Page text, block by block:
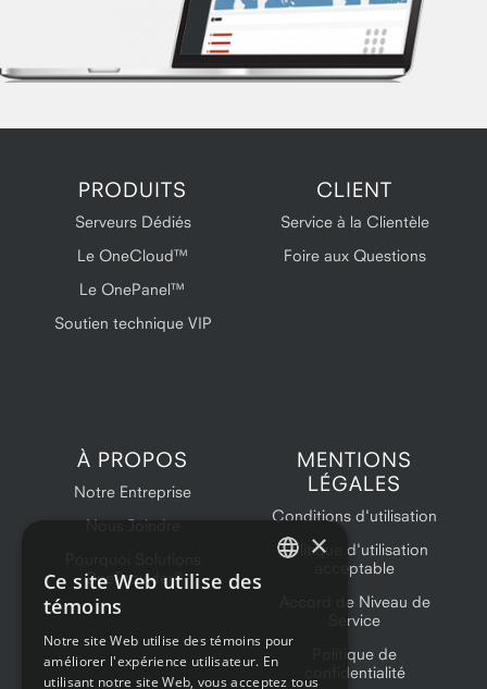
PRODUITS
Serveurs Dédiés
Le OneCloud™
Le OnePanel™
Soutien technique VIP
CLIENT
Service à la Clientèle
Foire aux Questions
À PROPOS
Notre Entreprise
Nous Joindre
OneProvider?
MENTIONS
LÉGALES
Conditions d'utilisation
Politique d'utilisation
acceptable
Accord de Niveau de
Service
Politique de
confidentialité
×
Ce site Web utilise des
témoins
Notre site Web utilise des témoins pour
améliorer l'expérience utilisateur. En
utilisant notre site Web, vous acceptez tous